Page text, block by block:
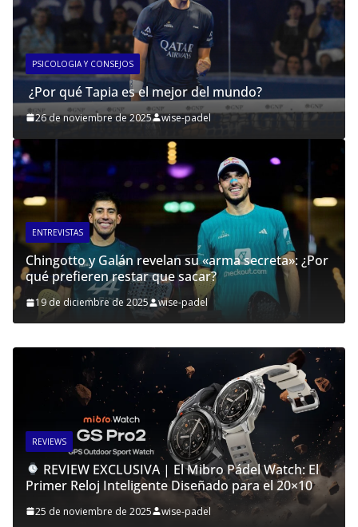
PSICOLOGIA Y CONSEJOS
¿Por qué Tapia es el mejor del mundo?
26 de noviembre de 2025 wise-padel
ENTREVISTAS
Chingotto y Galán revelan su «arma secreta»: ¿Por
qué prefieren restar que sacar?
19 de diciembre de 2025 wise-padel
REVIEWS
REVIEW EXCLUSIVA | El Mibro Pádel Watch: El
Primer Reloj Inteligente Diseñado para el 20×10
25 de noviembre de 2025 wise-padel